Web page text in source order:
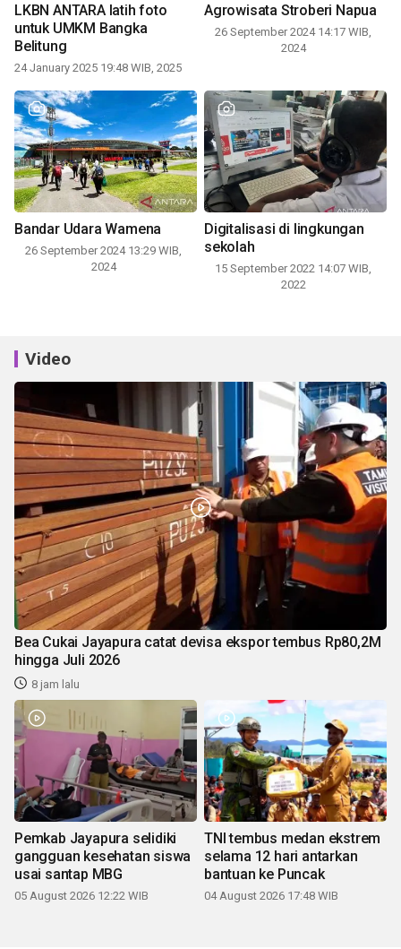
LKBN ANTARA latih foto
untuk UMKM Bangka
Belitung
24 January 2025 19:48 WIB, 2025
Agrowisata Stroberi Napua
26 September 2024 14:17 WIB,
2024
Bandar Udara Wamena
26 September 2024 13:29 WIB,
2024
Digitalisasi di lingkungan
sekolah
15 September 2022 14:07 WIB,
2022
Video
Bea Cukai Jayapura catat devisa ekspor tembus Rp80,2M
hingga Juli 2026
8 jam lalu
Pemkab Jayapura selidiki
gangguan kesehatan siswa
usai santap MBG
05 August 2026 12:22 WIB
TNI tembus medan ekstrem
selama 12 hari antarkan
bantuan ke Puncak
04 August 2026 17:48 WIB